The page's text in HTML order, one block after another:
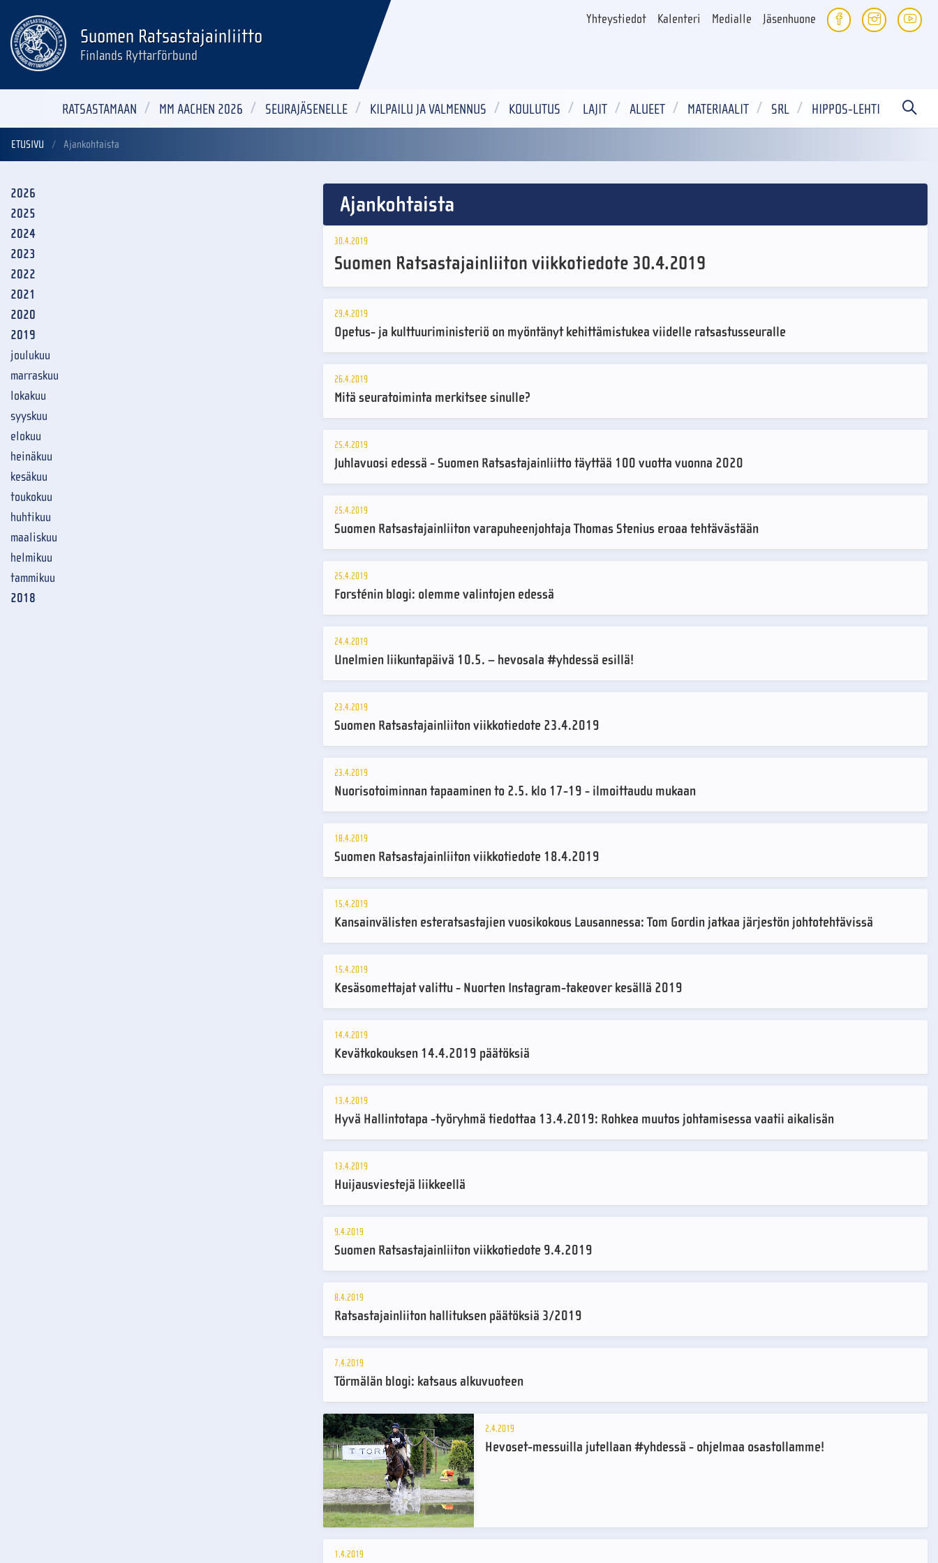
Yhteystiedot Kalenteri Medialle Jäsenhuone
Suomen Ratsastajainliitto
Finlands Ryttarförbund
RATSASTAMAAN MM AACHEN 2026 SEURAJÄSENELLE KILPAILU JA VALMENNUS KOULUTUS LAJIT ALUEET MATERIAALIT SRL HIPPOS-LEHTI
ETUSIVU Ajankohtaista
Ajankohtaista
30.4.2019
Suomen Ratsastajainliiton viikkotiedote 30.4.2019
29.4.2019
Opetus- ja kulttuuriministeriö on myöntänyt kehittämistukea viidelle ratsastusseuralle
26.4.2019
Mitä seuratoiminta merkitsee sinulle?
25.4.2019
Juhlavuosi edessä - Suomen Ratsastajainliitto täyttää 100 vuotta vuonna 2020
25.4.2019
Suomen Ratsastajainliiton varapuheenjohtaja Thomas Stenius eroaa tehtävästään
25.4.2019
Forsténin blogi: olemme valintojen edessä
24.4.2019
Unelmien liikuntapäivä 10.5. – hevosala #yhdessä esillä!
23.4.2019
Suomen Ratsastajainliiton viikkotiedote 23.4.2019
23.4.2019
Nuorisotoiminnan tapaaminen to 2.5. klo 17-19 - ilmoittaudu mukaan
18.4.2019
Suomen Ratsastajainliiton viikkotiedote 18.4.2019
15.4.2019
Kansainvälisten esteratsastajien vuosikokous Lausannessa: Tom Gordin jatkaa järjestön johtotehtävissä
15.4.2019
Kesäsomettajat valittu - Nuorten Instagram-takeover kesällä 2019
14.4.2019
Kevätkokouksen 14.4.2019 päätöksiä
13.4.2019
Hyvä Hallintotapa -työryhmä tiedottaa 13.4.2019: Rohkea muutos johtamisessa vaatii aikalisän
13.4.2019
Huijausviestejä liikkeellä
9.4.2019
Suomen Ratsastajainliiton viikkotiedote 9.4.2019
8.4.2019
Ratsastajainliiton hallituksen päätöksiä 3/2019
7.4.2019
Törmälän blogi: katsaus alkuvuoteen
2.4.2019
Hevoset-messuilla jutellaan #yhdessä - ohjelmaa osastollamme!
1.4.2019
2026
2025
2024
2023
2022
2021
2020
2019
joulukuu
marraskuu
lokakuu
syyskuu
elokuu
heinäkuu
kesäkuu
toukokuu
huhtikuu
maaliskuu
helmikuu
tammikuu
2018